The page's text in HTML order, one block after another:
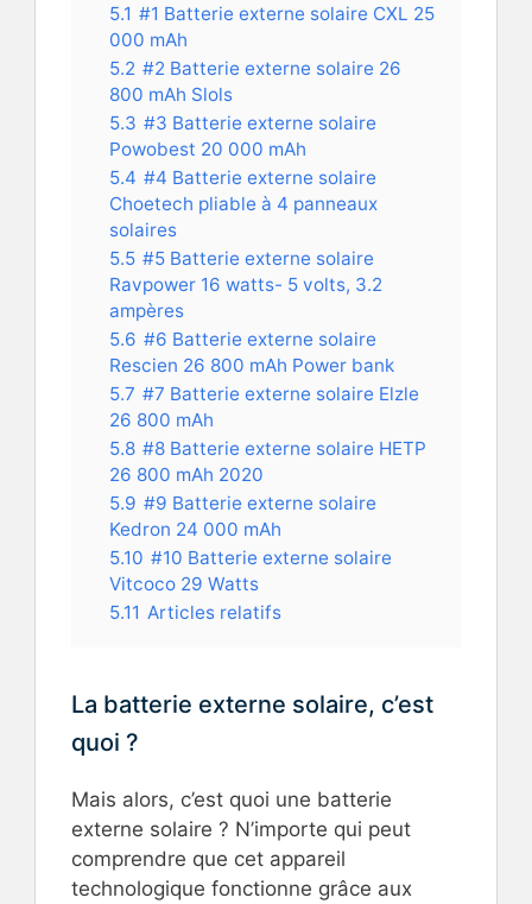
5.1 #1 Batterie externe solaire CXL 25
000 mAh
5.2 #2 Batterie externe solaire 26
800 mAh Slols
5.3 #3 Batterie externe solaire
Powobest 20 000 mAh
5.4 #4 Batterie externe solaire
Choetech pliable à 4 panneaux
solaires
5.5 #5 Batterie externe solaire
Ravpower 16 watts- 5 volts, 3.2
ampères
5.6 #6 Batterie externe solaire
Rescien 26 800 mAh Power bank
5.7 #7 Batterie externe solaire Elzle
26 800 mAh
5.8 #8 Batterie externe solaire HETP
26 800 mAh 2020
5.9 #9 Batterie externe solaire
Kedron 24 000 mAh
5.10 #10 Batterie externe solaire
Vitcoco 29 Watts
5.11 Articles relatifs
La batterie externe solaire, c’est
quoi ?
Mais alors, c’est quoi une batterie
externe solaire ? N’importe qui peut
comprendre que cet appareil
technologique fonctionne grâce aux